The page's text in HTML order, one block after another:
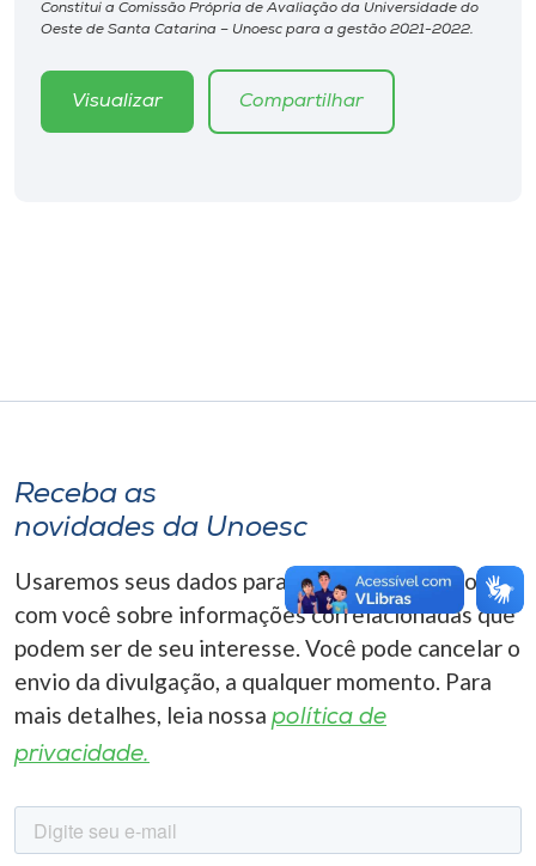
Museu
Unoesc
Store
A-
Constitui a Comissão Própria de Avaliação da Universidade do
Oeste de Santa Catarina – Unoesc para a gestão 2021-2022.
Visualizar Compartilhar
Receba as
novidades da Unoesc
Usaremos seus dados para entrar em contato
com você sobre informações correlacionadas que
podem ser de seu interesse. Você pode cancelar o
envio da divulgação, a qualquer momento. Para
mais detalhes, leia nossa política de
privacidade.